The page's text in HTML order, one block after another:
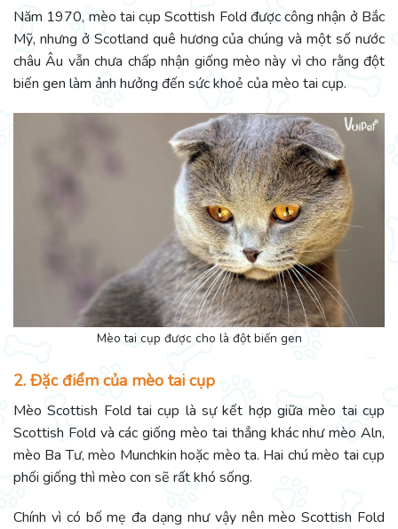
Năm 1970, mèo tai cụp Scottish Fold được công nhận ở Bắc
Mỹ, nhưng ở Scotland quê hương của chúng và một số nước
châu Âu vẫn chưa chấp nhận giống mèo này vì cho rằng đột
biến gen làm ảnh hưởng đến sức khoẻ của mèo tai cụp.
Mèo tai cụp được cho là đột biến gen
2. Đặc điểm của mèo tai cụp
Mèo Scottish Fold tai cụp là sự kết hợp giữa mèo tai cụp
Scottish Fold và các giống mèo tai thẳng khác như mèo Aln,
mèo Ba Tư, mèo Munchkin hoặc mèo ta. Hai chú mèo tai cụp
phối giống thì mèo con sẽ rất khó sống.
Chính vì có bố mẹ đa dạng như vậy nên mèo Scottish Fold